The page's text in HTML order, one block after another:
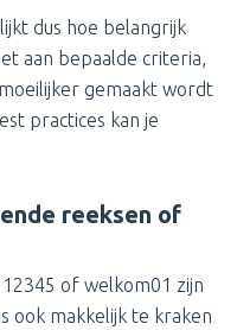
dus hoe belangrijk
aan bepaalde criteria,
gemaakt wordt
practices kan je
reeksen of
of welkom01 zijn
ook makkelijk te kraken